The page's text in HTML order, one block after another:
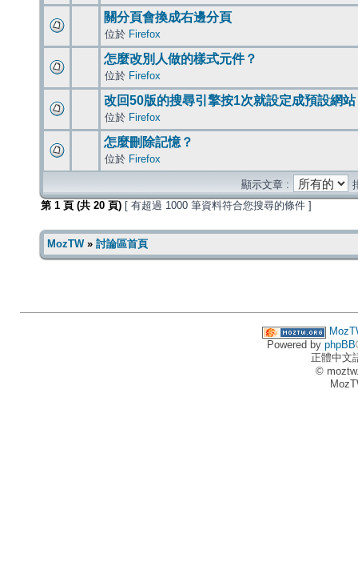
關分頁會換成右邊分頁
位於 Firefox
怎麼改別人做的樣式元件？
位於 Firefox
改回50版的搜尋引擎按1次就設定成預設網站
位於 Firefox
怎麼刪除記憶？
位於 Firefox
顯示文章 :
第 1 頁 (共 20 頁) [ 有超過 1000 筆資料符合您搜尋的條件 ]
MozTW» 討論區首頁
Powered by phpBB
正體中文
©